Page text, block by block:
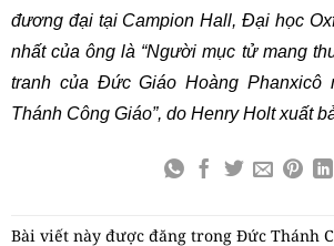
đương đại tại Campion Hall, Đại học
nhất của ông là “Người mục tử mang
tranh của Đức Giáo Hoàng Phanxicô
Thánh Công Giáo”, do Henry Holt xuất
Bài viết này được đăng trong Đức Thánh